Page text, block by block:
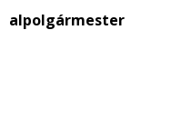
alpolgármester